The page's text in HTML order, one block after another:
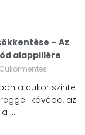
– Az
alappillére
Cukormentes
a cukor szinte
kávéba, az
…
életmód
alappillére